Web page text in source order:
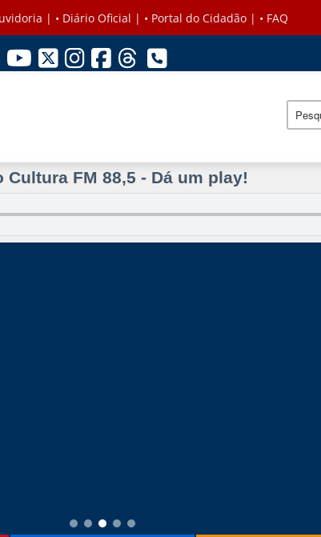
Cultura FM 88,5 - Dá um play!
| • Diário Oficial | • Portal do Cidadão | • FAQ